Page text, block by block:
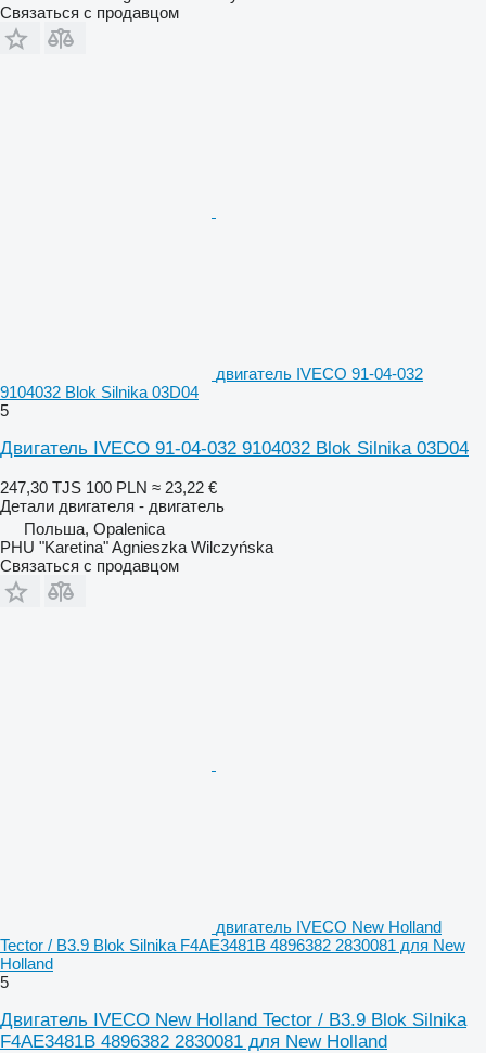
Связаться с продавцом
двигатель IVECO 91-04-032
9104032 Blok Silnika 03D04
5
Двигатель IVECO 91-04-032 9104032 Blok Silnika 03D04
247,30 TJS 100 PLN ≈ 23,22 €
Детали двигателя - двигатель
Польша, Opalenica
PHU "Karetina" Agnieszka Wilczyńska
Связаться с продавцом
двигатель IVECO New Holland
Tector / B3.9 Blok Silnika F4AE3481B 4896382 2830081 для New
Holland
5
Двигатель IVECO New Holland Tector / B3.9 Blok Silnika
F4AE3481B 4896382 2830081 для New Holland